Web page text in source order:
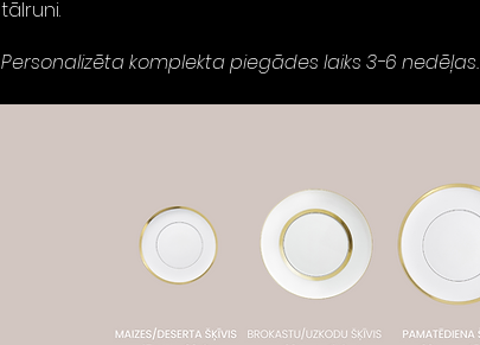
tālruni.
Personalizēta komplekta piegādes laiks 3-6 nedēļas.